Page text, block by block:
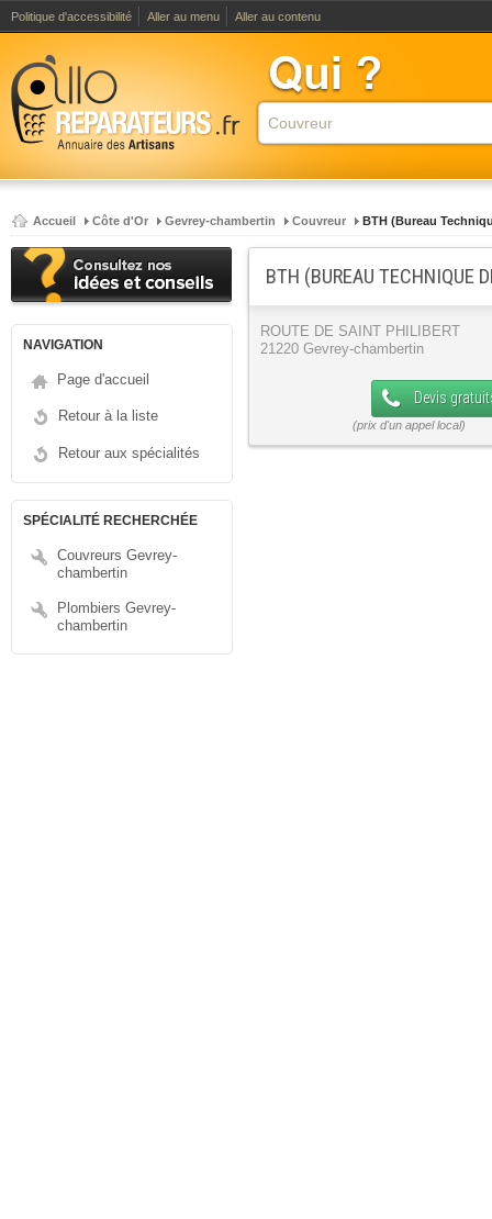
Politique d'accessibilité Aller au menu Aller au contenu
Accueil Côte d'Or Gevrey-chambertin Couvreur BTH (Bureau
NAVIGATION
Page d'accueil
Retour à la liste
Retour aux spécialités
SPÉCIALITÉ RECHERCHÉE
Couvreurs Gevrey-
chambertin
Plombiers Gevrey-
chambertin
BTH (BUREAU TECHNIQUE
ROUTE DE SAINT PHILIBERT
21220 Gevrey-chambertin
Devis